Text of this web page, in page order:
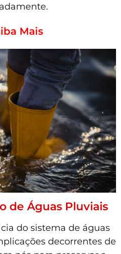
Mais
de Águas Pluviais
do sistema de águas
decorrentes de